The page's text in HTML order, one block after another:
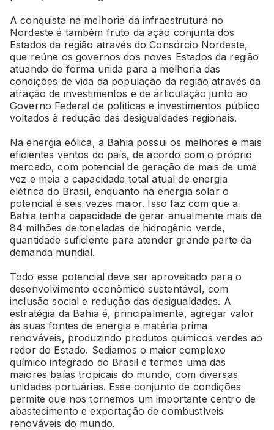
A conquista na melhoria da infraestrutura no
Nordeste é também fruto da ação conjunta dos
Estados da região através do Consórcio Nordeste,
que reúne os governos dos noves Estados da região
atuando de forma unida para a melhoria das
condições de vida da população da região através da
atração de investimentos e de articulação junto ao
Governo Federal de políticas e investimentos público
voltados à redução das desigualdades regionais.
Na energia eólica, a Bahia possui os melhores e mais
eficientes ventos do país, de acordo com o próprio
mercado, com potencial de geração de mais de uma
vez e meia a capacidade total atual de energia
elétrica do Brasil, enquanto na energia solar o
potencial é seis vezes maior. Isso faz com que a
Bahia tenha capacidade de gerar anualmente mais de
84 milhões de toneladas de hidrogênio verde,
quantidade suficiente para atender grande parte da
demanda mundial.
Todo esse potencial deve ser aproveitado para o
desenvolvimento econômico sustentável, com
inclusão social e redução das desigualdades. A
estratégia da Bahia é, principalmente, agregar valor
às suas fontes de energia e matéria prima
renováveis, produzindo produtos químicos verdes ao
redor do Estado. Sediamos o maior complexo
químico integrado do Brasil e termos uma das
maiores baías tropicais do mundo, com diversas
unidades portuárias. Esse conjunto de condições
permite que nos tornemos um importante centro de
abastecimento e exportação de combustíveis
renováveis do mundo.